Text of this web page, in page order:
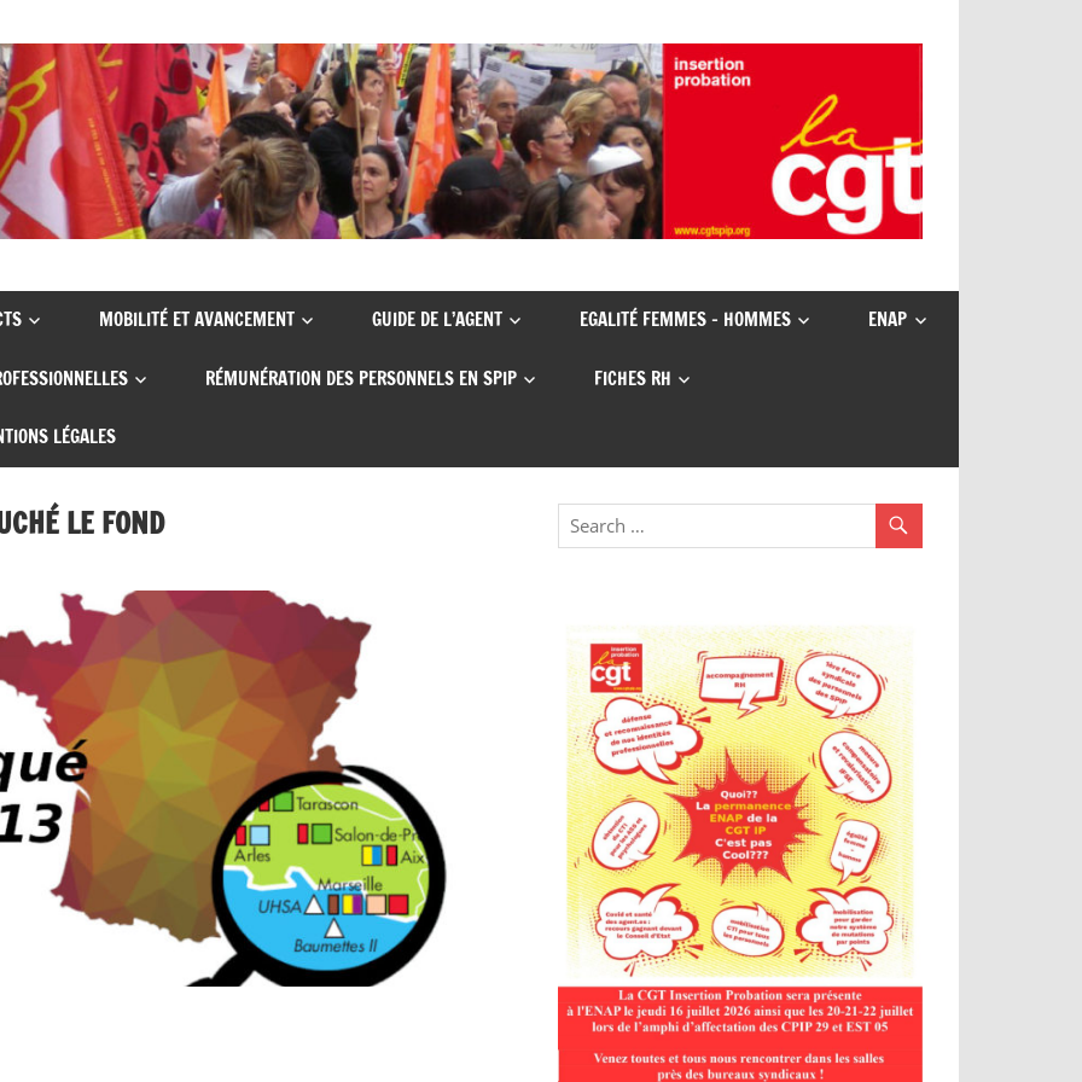
MOBILITÉ ET AVANCEMENT GUIDE DE L’AGENT EGALITÉ FEMMES – HOMMES ENAP
RÉMUNÉRATION DES PERSONNELS EN SPIP FICHES RH
LÉGALES
LE FOND